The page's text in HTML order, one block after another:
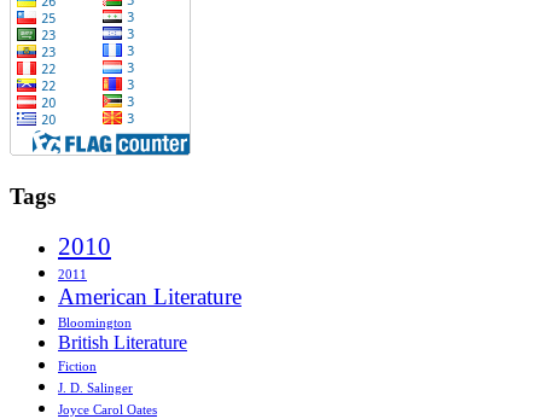
Tags
2010
2011
American Literature
Bloomington
British Literature
Fiction
J. D. Salinger
Joyce Carol Oates